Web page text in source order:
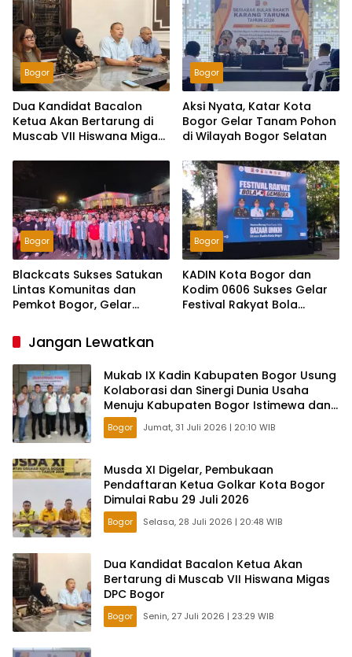
Berkelanjutan
Bogor
Dua Kandidat Bacalon
Ketua Akan Bertarung di
Muscab VII Hiswana Migas
Bogor
Aksi Nyata, Katar Kota
Bogor Gelar Tanam Pohon
di Wilayah Bogor Selatan
Bogor
Blackcats Sukses Satukan
Lintas Komunitas dan
Pemkot Bogor, Gelar
Ribuan Orang
Bogor
KADIN Kota Bogor dan
Kodim 0606 Sukses Gelar
Festival Rakyat Bola
Jangan Lewatkan
Mukab IX Kadin Kabupaten Bogor Usung
Kolaborasi dan Sinergi Dunia Usaha
Menuju Kabupaten Bogor Istimewa dan
Berkelanjutan
Bogor Jumat, 31 Juli 2026 | 20:10 WIB
Musda XI Digelar, Pembukaan
Pendaftaran Ketua Golkar Kota Bogor
Dimulai Rabu 29 Juli 2026
Bogor Selasa, 28 Juli 2026 | 20:48 WIB
Dua Kandidat Bacalon Ketua Akan
Bertarung di Muscab VII Hiswana Migas
DPC Bogor
Bogor Senin, 27 Juli 2026 | 23:29 WIB